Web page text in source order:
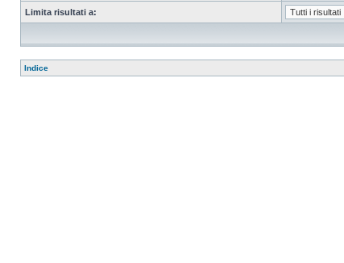
Limita risultati a:
Indice